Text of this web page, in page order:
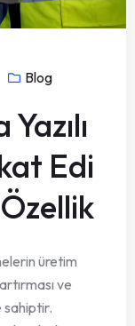
Blog
Edi
üretim
ve
sahiptir.